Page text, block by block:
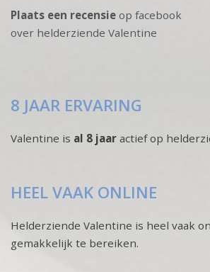
Plaats een recensie op facebook
over helderziende Valentine
8 JAAR ERVARING
Valentine is al 8 jaar actief op
HEEL VAAK ONLINE
Helderziende Valentine is heel vaak
gemakkelijk te bereiken.